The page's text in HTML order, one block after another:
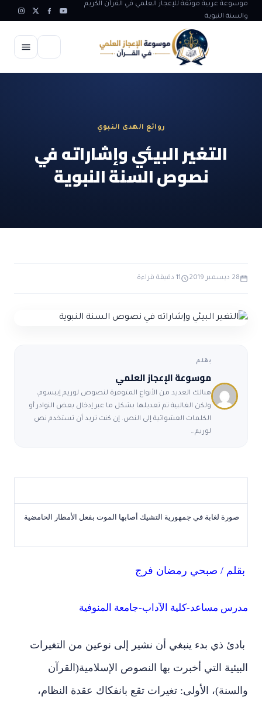
موسوعة عربية موثقة للإعجاز العلمي في القرآن الكريم
والسنة النبوية
الاعجاز الغيبي في القرآن
الاعجاز في علوم الفلك والفضاء
الاعجاز البياني و اللغوي في القرآن
الاعجاز التشريعي في القرآن
آيات الله في جسم الانسان
حول القراّن
تواصل معنا
روائع الهدى النبوي
التغير البيئي وإشاراته في
نصوص السنة النبوية
28 ديسمبر 2019 11 دقيقة قراءة
بقلم
موسوعة الإعجاز العلمي
هنالك العديد من الأنواع المتوفرة لنصوص لوريم إيبسوم،
ولكن الغالبية تم تعديلها بشكل ما عبر إدخال بعض النوادر أو
الكلمات العشوائية إلى النص. إن كنت تريد أن تستخدم نص
لوريم…
صورة لغابة في جمهورية التشيك أصابها الموت بفعل الأمطار الحامضية
بقلم / صبحي رمضان فرج
مدرس مساعد-كلية الآداب-جامعة المنوفية
بادئ ذي بدء ينبغي أن نشير إلى نوعين من التغيرات
البيئية التي أخبرت بها النصوص الإسلامية(القرآن
والسنة)، الأولى: تغيرات تقع بانفكاك عقدة النظام،